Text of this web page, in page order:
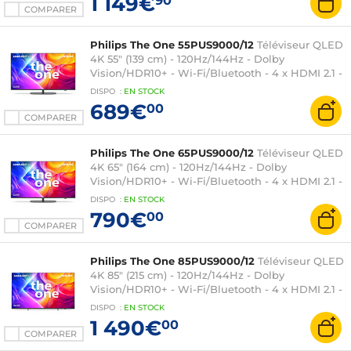
COMPARER
COMPARER
Philips The One 55PUS9000/12 Téléviseur QLED
4K 55" (139 cm) - 120Hz/144Hz - Dolby
Vision/HDR10+ - Wi-Fi/Bluetooth - 4 x HDMI 2.1 -
Google Assistant intégré - Ambilight 3 côtés -
Son 2.0 40W Dolby Atmos
DISPO : EN STOCK
689€00
COMPARER
Philips The One 65PUS9000/12 Téléviseur QLED
4K 65" (164 cm) - 120Hz/144Hz - Dolby
Vision/HDR10+ - Wi-Fi/Bluetooth - 4 x HDMI 2.1 -
Google Assistant intégré - Ambilight 3 côtés -
Son 2.0 40W Dolby Atmos
DISPO : EN STOCK
790€00
COMPARER
Philips The One 85PUS9000/12 Téléviseur QLED
4K 85" (215 cm) - 120Hz/144Hz - Dolby
Vision/HDR10+ - Wi-Fi/Bluetooth - 4 x HDMI 2.1 -
Google Assistant intégré - Ambilight 3 côtés -
Son 2.1 50W Dolby Atmos
DISPO : EN STOCK
1 490€00